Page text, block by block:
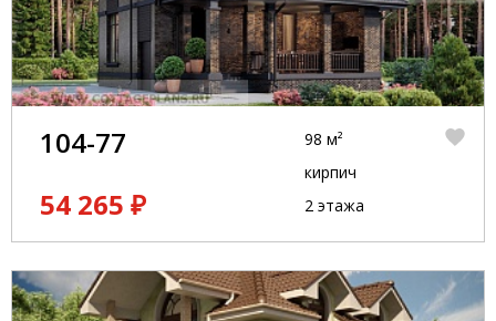
104-77
54 265 ₽
98 м²
кирпич
2 этажа